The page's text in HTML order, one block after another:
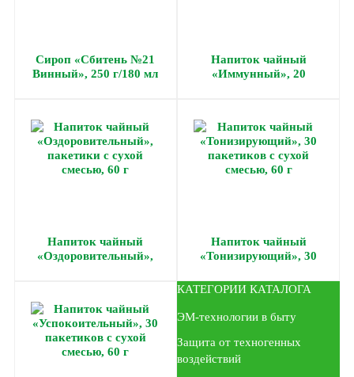
Сироп «Сбитень №21
Винный», 250 г/180 мл
Напиток чайный
«Иммунный», 20
Напиток чайный
«Оздоровительный»,
Напиток чайный
«Тонизирующий», 30
смесью, 60 г
КАТЕГОРИИ КАТАЛОГА
ЭМ-технологии в быту
Защита от техногенных
воздействий